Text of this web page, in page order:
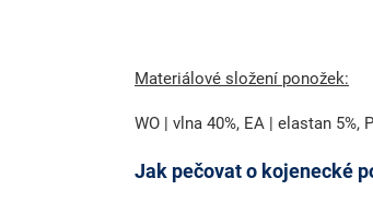
Materiálové složení ponožek:
WO | vlna 40%, EA | elastan 5%,
Jak pečovat o kojenecké